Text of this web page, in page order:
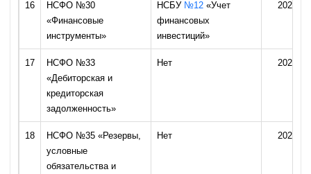
16
НСФО №30
«Финансовые
инструменты»
НСБУ №12 «Учет
финансовых
инвестиций»
2026
17
НСФО №33
«Дебиторская и
кредиторская
задолженность»
Нет 2027
18
НСФО №35 «Резервы,
условные
обязательства и
Нет 2027